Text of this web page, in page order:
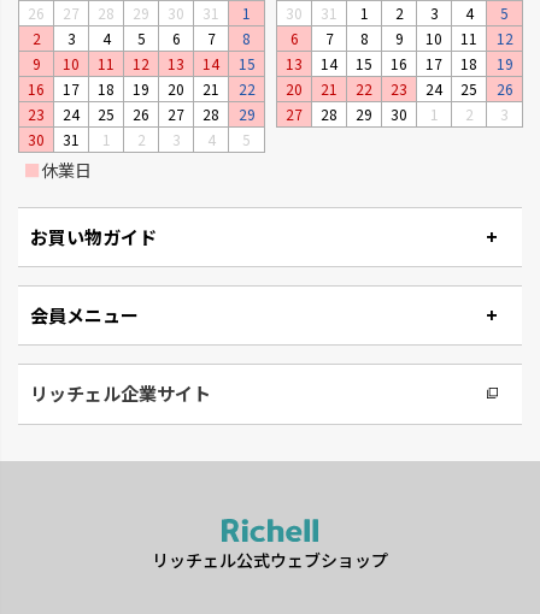
リュクレ
凹凸がなくお手入れしやすい形
状です。
ダスポット
使いやすい生活の必需品です。
26
27 28 29 30 31
1
2
3 4 5 6 7
8
9
10 11 12 13 14
15
16
17 18 19 20 21
22
23
24 25 26 27 28
29
30
31 1 2 3 4 5
30
31 1 2 3 4
5
6
7 8 9 10 11
12
13
14 15 16 17 18
19
20
21 22 23 24 25
26
27
28 29 30 1 2 3
■休業日
お買い物ガイド
会員メニュー
リッチェル企業サイト
リッチェル公式ウェブショップ